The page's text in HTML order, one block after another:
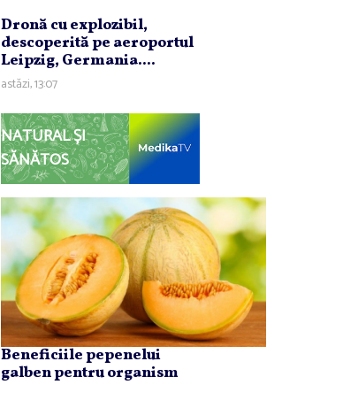
Dronă cu explozibil,
descoperită pe aeroportul
Leipzig, Germania....
astăzi, 13:07
NATURAL ȘI
SĂNĂTOS
Beneficiile pepenelui
galben pentru organism